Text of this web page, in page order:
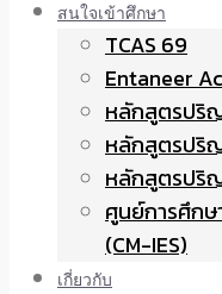
สนใจเข้าศึกษา
TCAS 69
Entaneer
หลักสูตรปริ
หลักสูตรปริ
หลักสูตรปริ
ศูนย์การศึกษ
(CM-IES)
เกี่ยวกับ